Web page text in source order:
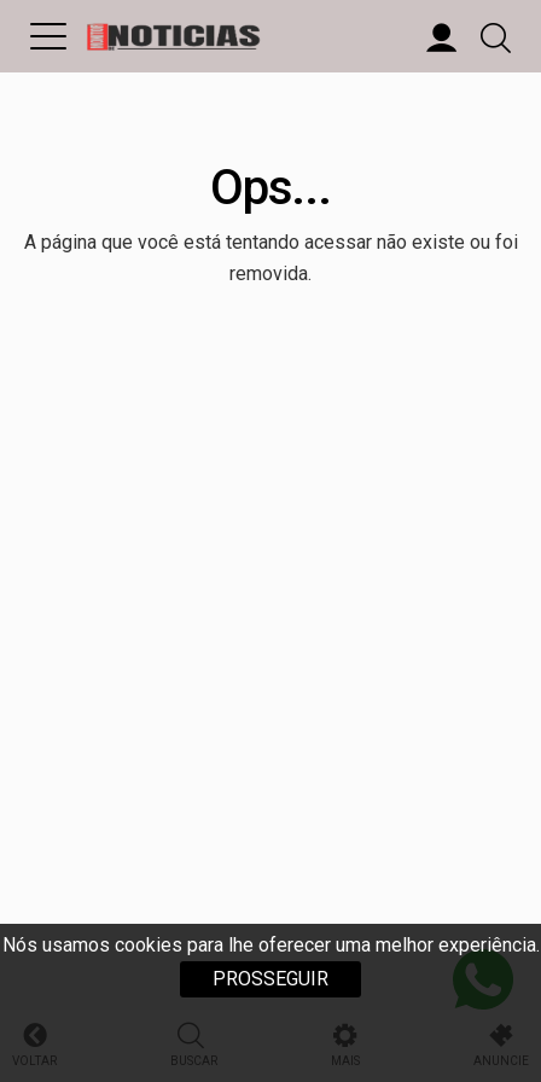
Nós usamos cookies para lhe oferecer uma melhor experiência.
PROSSEGUIR
Ops...
A página que você está tentando acessar não existe ou foi
removida.
VOLTAR BUSCAR MAIS ANUNCIE